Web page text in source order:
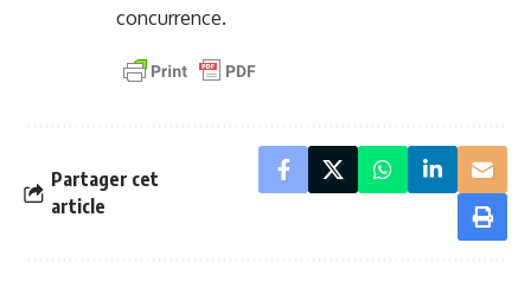
concurrence.
Partager cet
article